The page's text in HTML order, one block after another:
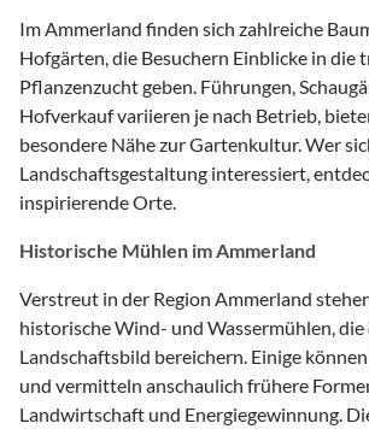
Im Ammerland finden sich zahlreiche
Hofgärten, die Besuchern Einblicke in die
Pflanzenzucht geben. Führungen,
Hofverkauf variieren je nach Betrieb,
besondere Nähe zur Gartenkultur. Wer
Landschaftsgestaltung interessiert,
inspirierende Orte.
Historische Mühlen im Ammerland
Verstreut in der Region Ammerland
historische Wind- und Wassermühlen, die
Landschaftsbild bereichern. Einige
und vermitteln anschaulich frühere
Landwirtschaft und Energiegewinnung.